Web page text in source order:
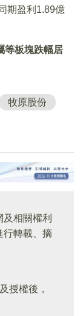
期盈利1.89億
等板塊跌幅居
牧原股份
相關權利
行轉載、摘
授權後，